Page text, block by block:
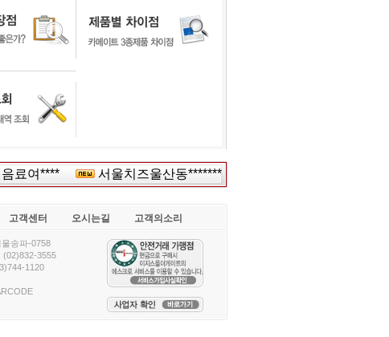
료여**** 서울치즈울산동*******
고객센터 오시는길 고객의소리
송파-0758
(02)832-3555
1120